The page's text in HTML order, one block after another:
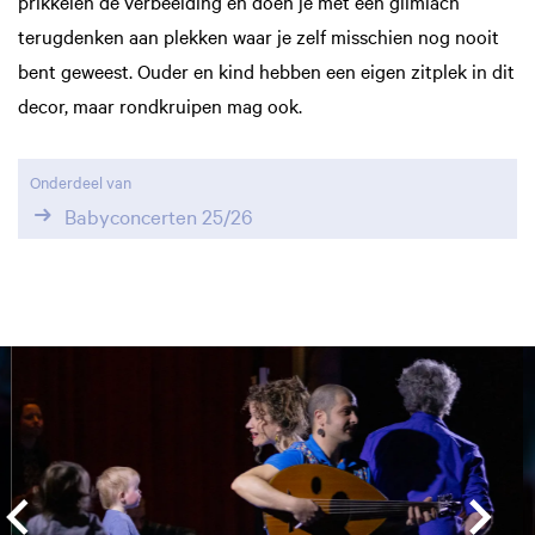
terugdenken aan plekken waar je zelf misschien nog nooit
bent geweest. Ouder en kind hebben een eigen zitplek in dit
decor, maar rondkruipen mag ook.
Onderdeel van
Babyconcerten 25/26